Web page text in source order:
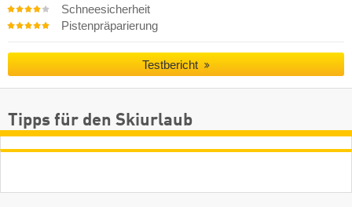
Schneesicherheit
Pistenpräparierung
Testbericht
Tipps für den Skiurlaub